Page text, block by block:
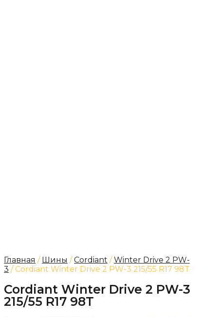
Главная / Шины /Cordiant /Winter Drive 2 PW-
3 / Cordiant Winter Drive 2 PW-3 215/55 R17 98T
Cordiant Winter Drive 2 PW-3
215/55 R17 98T